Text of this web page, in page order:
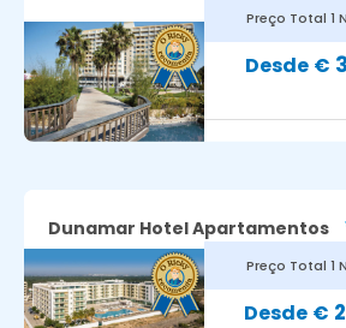
Avaliação dos nossos clientes:8.5
Avaliação dos nossos clientes:8.7
Preço Total 1
€
Dunamar Hotel Apartamentos
Preço Total 1
€